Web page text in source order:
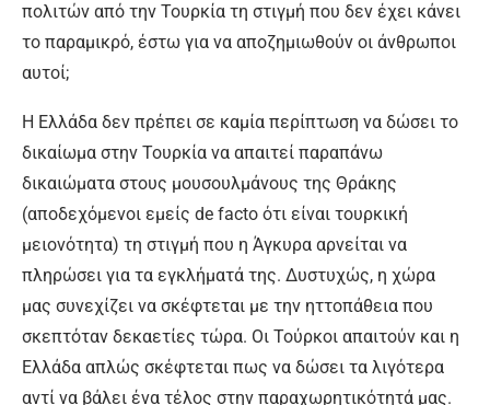
πολιτών από την Τουρκία τη στιγμή που δεν έχει κάνει
το παραμικρό, έστω για να αποζημιωθούν οι άνθρωποι
αυτοί;
Η Ελλάδα δεν πρέπει σε καμία περίπτωση να δώσει το
δικαίωμα στην Τουρκία να απαιτεί παραπάνω
δικαιώματα στους μουσουλμάνους της Θράκης
(αποδεχόμενοι εμείς de facto ότι είναι τουρκική
μειονότητα) τη στιγμή που η Άγκυρα αρνείται να
πληρώσει για τα εγκλήματά της. Δυστυχώς, η χώρα
μας συνεχίζει να σκέφτεται με την ηττοπάθεια που
σκεπτόταν δεκαετίες τώρα. Οι Τούρκοι απαιτούν και η
Ελλάδα απλώς σκέφτεται πως να δώσει τα λιγότερα
αντί να βάλει ένα τέλος στην παραχωρητικότητά μας.